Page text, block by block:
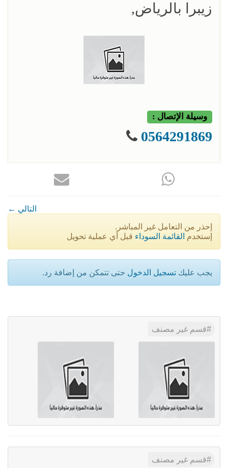
زيبرا بالرياض,
وسيلة الإتصال :
0564291869
← التالي
إحذر من التعامل غير المباشر.
إستخدم القائمة السوداء قبل أي عملية تحويل
يجب عليك تسجيل الدخول حتى تتمكن من إضافة رد.
قسم غير مصنف
قسم غير مصنف